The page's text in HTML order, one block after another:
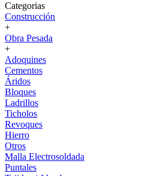
Categorias
Construcción
+
Obra Pesada
+
Adoquines
Cementos
Áridos
Bloques
Ladrillos
Ticholos
Revoques
Hierro
Otros
Malla Electrosoldada
Puntales